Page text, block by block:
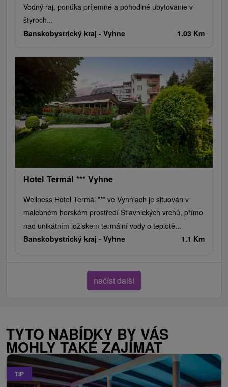
Vodný raj, ponúka príjemné a pohodlné ubytovanie v
štyroch...
Banskobystrický kraj - Vyhne 1.03 Km
Hotel Termál *** Vyhne
Wellness Hotel Termál *** ve Vyhniach je situován v
malebném horském prostředí Štiavnických vrchů, přímo
nad unikátním ložiskem termální vody o teplotě...
Banskobystrický kraj - Vyhne 1.1 Km
načíst další
TYTO NABÍDKY BY VÁS
MOHLY TAKÉ ZAJÍMAT
TIP